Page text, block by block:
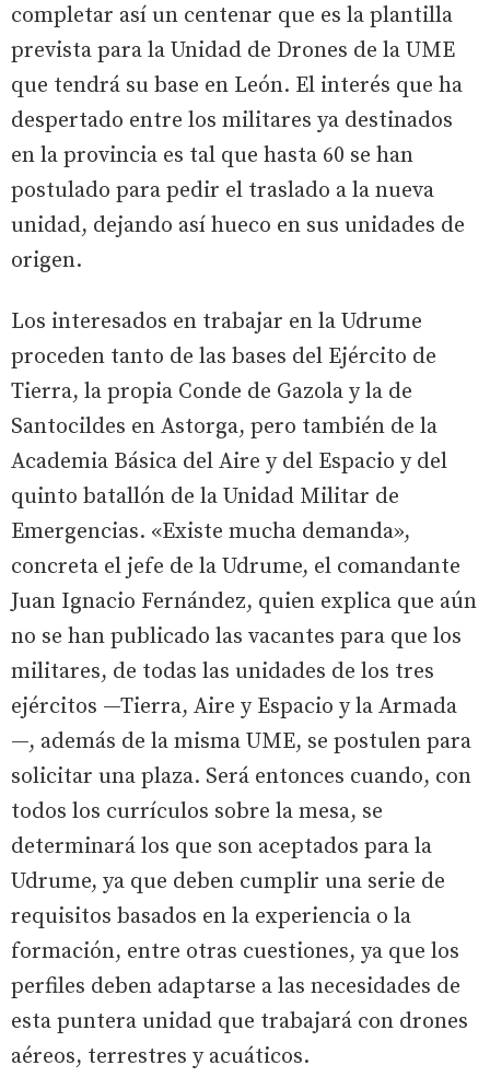
completar así un centenar que es la plantilla
prevista para la Unidad de Drones de la UME
que tendrá su base en León. El interés que ha
despertado entre los militares ya destinados
en la provincia es tal que hasta 60 se han
postulado para pedir el traslado a la nueva
unidad, dejando así hueco en sus unidades de
origen.
Los interesados en trabajar en la Udrume
proceden tanto de las bases del Ejército de
Tierra, la propia Conde de Gazola y la de
Santocildes en Astorga, pero también de la
Academia Básica del Aire y del Espacio y del
quinto batallón de la Unidad Militar de
Emergencias. «Existe mucha demanda»,
concreta el jefe de la Udrume, el comandante
Juan Ignacio Fernández, quien explica que aún
no se han publicado las vacantes para que los
militares, de todas las unidades de los tres
ejércitos —Tierra, Aire y Espacio y la Armada
—, además de la misma UME, se postulen para
solicitar una plaza. Será entonces cuando, con
todos los currículos sobre la mesa, se
determinará los que son aceptados para la
Udrume, ya que deben cumplir una serie de
requisitos basados en la experiencia o la
formación, entre otras cuestiones, ya que los
perfiles deben adaptarse a las necesidades de
esta puntera unidad que trabajará con drones
aéreos, terrestres y acuáticos.